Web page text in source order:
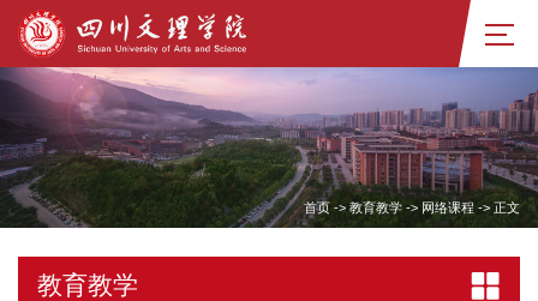
首页 -> 教育教学-> 网络课程 -> 正文
教育教学